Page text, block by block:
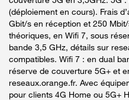
(déploiement en cours). Frais
Gbit/s en réception et 250
théoriques, en Wifi 7, sous
bande 3,5 GHz, détails sur
compatibles. Wifi 7 : en dual
réserve de couverture 5G+ et
reseaux.orange.fr. Avec
pour clients 4G Home ou 5G+